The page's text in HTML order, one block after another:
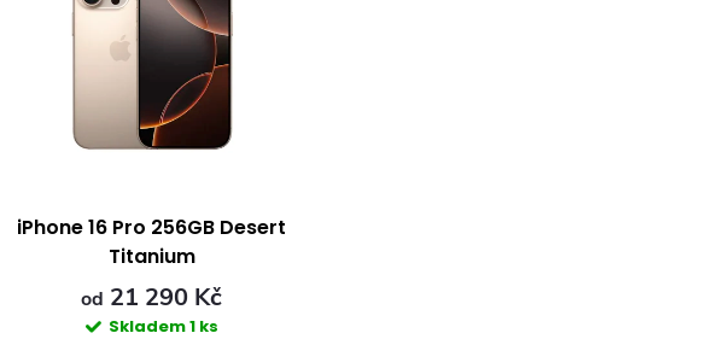
iPhone 16 Pro 256GB Desert
Titanium
od 21 290 Kč
Skladem1 ks